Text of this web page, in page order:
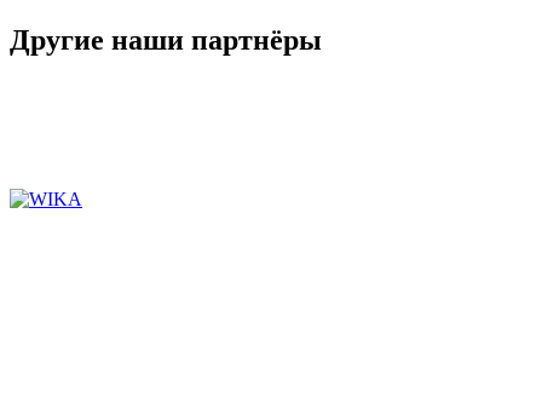
Другие наши партнёры